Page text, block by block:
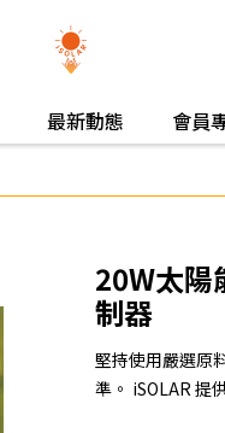
最新動態 會員
20W太陽
制器
堅持使用嚴選原
準。 iSOLAR 提